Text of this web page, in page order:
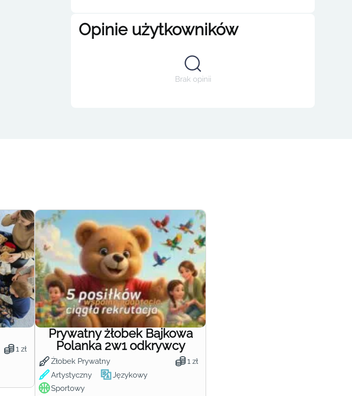
Opinie użytkowników
Brak opinii
1 zł
Prywatny żłobek Bajkowa
Polanka 2w1 odkrywcy
Żłobek Prywatny 1 zł
Artystyczny
Językowy
Sportowy